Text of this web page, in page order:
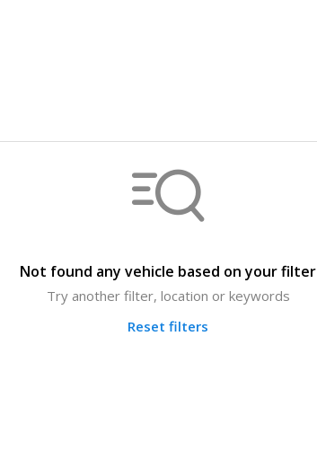
Not found any vehicle based on your filter
Try another filter, location or keywords
Reset filters